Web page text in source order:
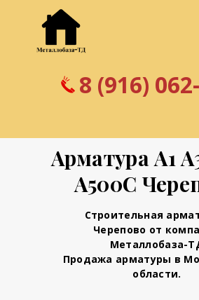
8 (916)
Арматура А1
А500С
Строительная
Черепово от
Металлобаза-
Продажа арматуры в
области.